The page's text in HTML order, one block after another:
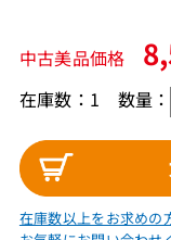
中古美品価格
在庫数：1 数量：
在庫数以上をお求めの